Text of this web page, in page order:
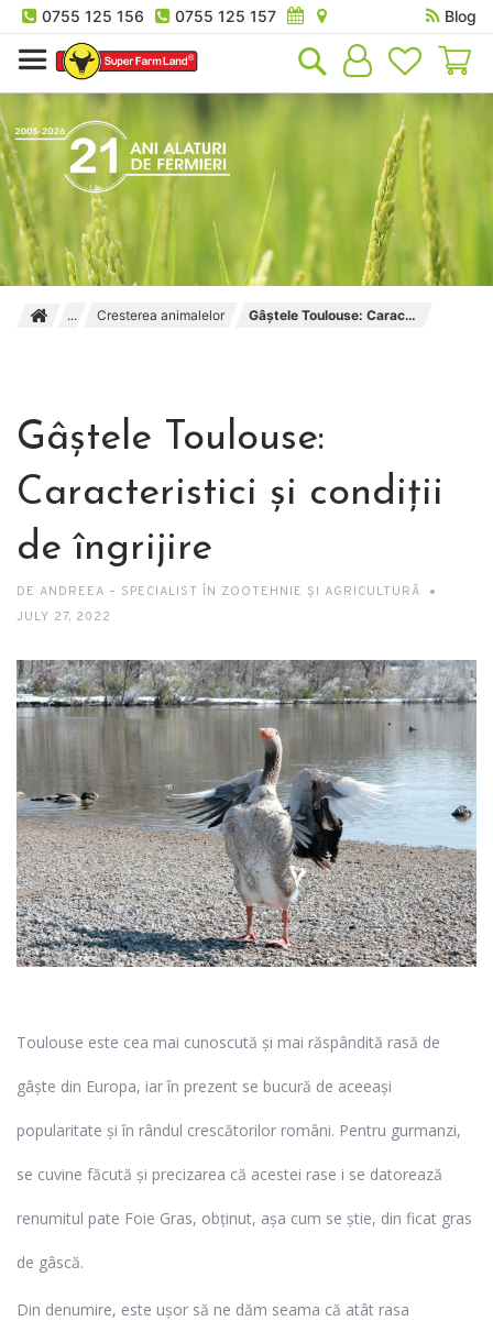
0755 125 156 0755 125 157
Blog
Cresterea animalelor Gâștele Toulouse: Caracteristici și condiții de îngrijire
Gâștele Toulouse:
Caracteristici și condiții
de îngrijire
DE ANDREEA – SPECIALIST ÎN ZOOTEHNIE ȘI AGRICULTURĂ
JULY 27, 2022
Toulouse este cea mai cunoscută și mai răspândită rasă de
gâște din Europa, iar în prezent se bucură de aceeași
popularitate și în rândul crescătorilor români. Pentru gurmanzi,
se cuvine făcută și precizarea că acestei rase i se datorează
renumitul pate Foie Gras, obținut, așa cum se știe, din ficat gras
de gâscă.
Din denumire, este ușor să ne dăm seama că atât rasa